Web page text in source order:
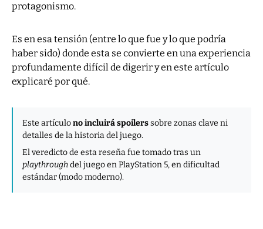
protagonismo.
Es en esa tensión (entre lo que fue y lo que podría
haber sido) donde esta se convierte en una experiencia
profundamente difícil de digerir y en este artículo
explicaré por qué.
Este artículono incluirá spoilerssobre zonas clave ni
detalles de la historia del juego.
El veredicto de esta reseña fue tomado tras un
playthroughdel juego en PlayStation 5, en dificultad
estándar (modo moderno).